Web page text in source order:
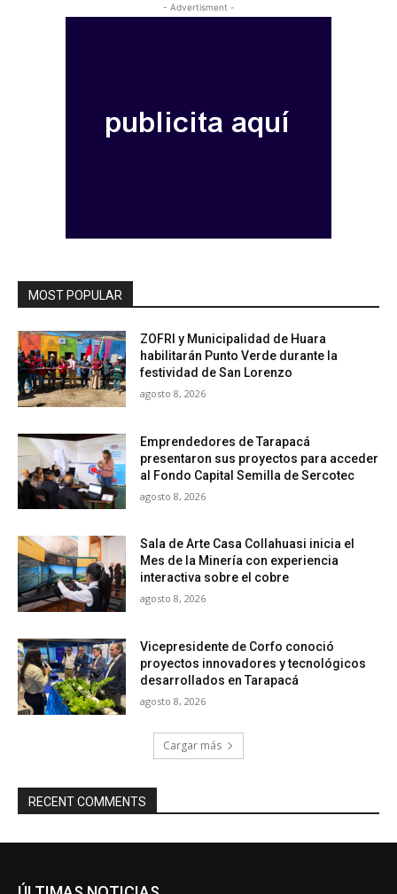
- Advertisment -
MOST POPULAR
ZOFRI y Municipalidad de Huara
habilitarán Punto Verde durante la
festividad de San Lorenzo
agosto 8, 2026
Emprendedores de Tarapacá
presentaron sus proyectos para acceder
al Fondo Capital Semilla de Sercotec
agosto 8, 2026
Sala de Arte Casa Collahuasi inicia el
Mes de la Minería con experiencia
interactiva sobre el cobre
agosto 8, 2026
Vicepresidente de Corfo conoció
proyectos innovadores y tecnológicos
desarrollados en Tarapacá
agosto 8, 2026
Cargar más
RECENT COMMENTS